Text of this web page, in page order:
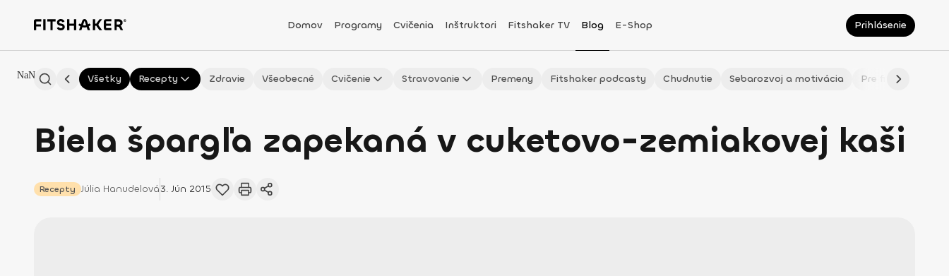
Domov Programy Cvičenia Inštruktori Fitshaker TV Blog E-Shop Prihlásenie
Všetky Recepty Zdravie Všeobecné Cvičenie Stravovanie Premeny Fitshaker podcasty Chudnutie Sebarozvoj a motivácia Pre fitmaminky
Biela špargľa zapekaná v cuketovo-zemiakovej kaši
Recepty Júlia Hanudelová3. Jún 2015
NaN